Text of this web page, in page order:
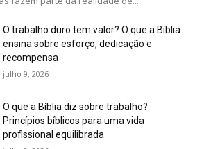
O trabalho duro tem valor? O que a Bíblia
ensina sobre esforço, dedicação e
recompensa
julho 9, 2026
O que a Bíblia diz sobre trabalho?
Princípios bíblicos para uma vida
profissional equilibrada